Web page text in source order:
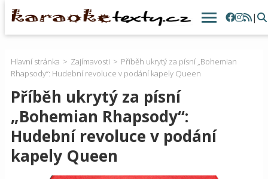
|
Hlavní stránka Zajímavosti
Příběh ukrytý za písní „Bohemian
Rhapsody“: Hudební revoluce v podání kapely Queen
Příběh ukrytý za písní
„Bohemian Rhapsody“:
Hudební revoluce v podání
kapely Queen